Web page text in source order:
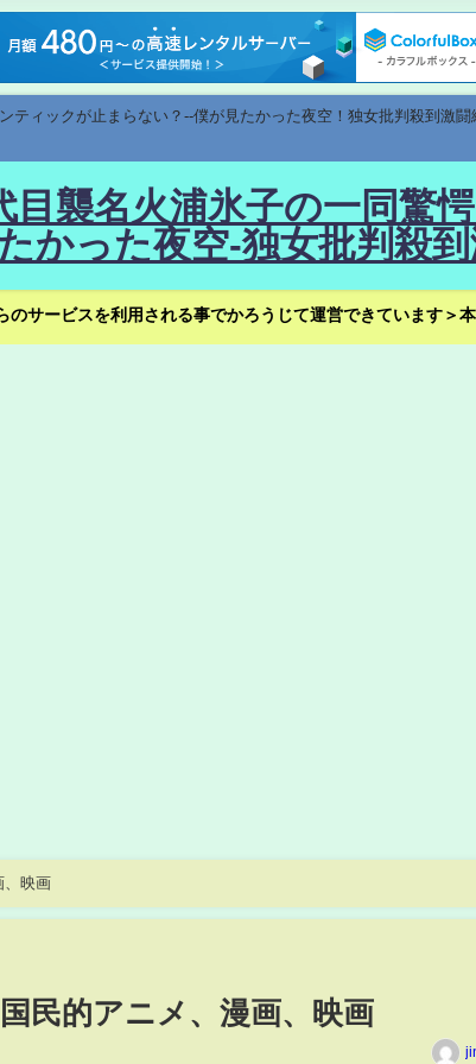
ティックが止まらない？--僕が見たかった夜空！独女批判殺到激
襲名火浦氷子の一同驚
かった夜空-独女批判殺
サービスを利用される事でかろうじて運営できています＞
、映画
民的アニメ、漫画、映画